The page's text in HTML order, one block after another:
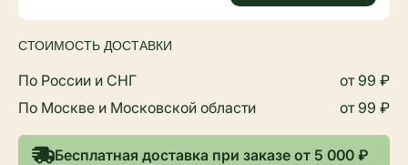
СТОИМОСТЬ ДОСТАВКИ
По России и СНГ
от 99 ₽
По Москве и Московской области
от 99 ₽
Бесплатная доставка при заказе от 5 000 ₽